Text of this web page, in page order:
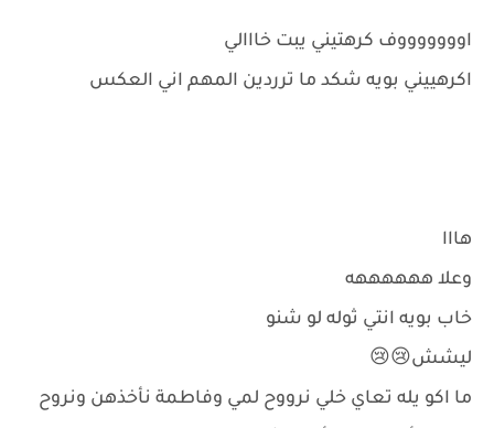
اوووووووف كرهتيني يبت خااالي
اكرهييني بويه شكد ما ترردين المهم اني العكس
هااا
وعلا ههههههه
خاب بويه انتي ثوله لو شنو
ليشش😢😢
ما اكو يله تعاي خلي نرووح لمي وفاطمة نأخذهن ونروح